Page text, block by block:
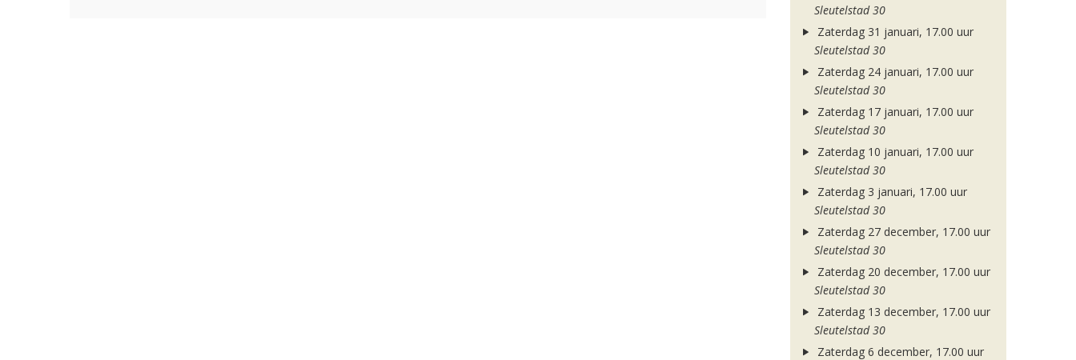
Sleutelstad 30
Zaterdag 31 januari, 17.00 uur
Sleutelstad 30
Zaterdag 24 januari, 17.00 uur
Sleutelstad 30
Zaterdag 17 januari, 17.00 uur
Sleutelstad 30
Zaterdag 10 januari, 17.00 uur
Sleutelstad 30
Zaterdag 3 januari, 17.00 uur
Sleutelstad 30
Zaterdag 27 december, 17.00 uur
Sleutelstad 30
Zaterdag 20 december, 17.00 uur
Sleutelstad 30
Zaterdag 13 december, 17.00 uur
Sleutelstad 30
Zaterdag 6 december, 17.00 uur